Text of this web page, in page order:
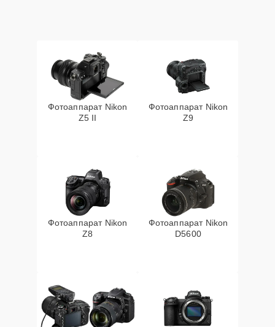
Фотоаппарат Nikon
Z5 II
Фотоаппарат Nikon
Z9
Фотоаппарат Nikon
Z8
Фотоаппарат Nikon
D5600